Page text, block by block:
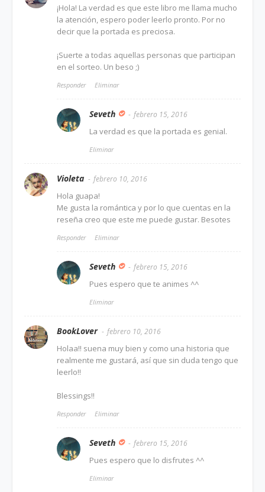
¡Hola! La verdad es que este libro me llama mucho
la atención, espero poder leerlo pronto. Por no
decir que la portada es preciosa.
¡Suerte a todas aquellas personas que participan
en el sorteo. Un beso ;)
Responder Eliminar
Seveth febrero 15, 2016
La verdad es que la portada es genial.
Eliminar
Violeta febrero 10, 2016
Hola guapa!
Me gusta la romántica y por lo que cuentas en la
reseña creo que este me puede gustar. Besotes
Responder Eliminar
Seveth febrero 15, 2016
Pues espero que te animes ^^
Eliminar
BookLover febrero 10, 2016
Holaa!! suena muy bien y como una historia que
realmente me gustará, así que sin duda tengo que
leerlo!!
Blessings!!
Responder Eliminar
Seveth febrero 15, 2016
Pues espero que lo disfrutes ^^
Eliminar